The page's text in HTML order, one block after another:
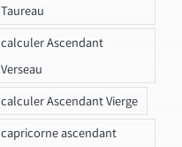
Taureau
calculer Ascendant
Verseau
calculer Ascendant Vierge
capricorne ascendant